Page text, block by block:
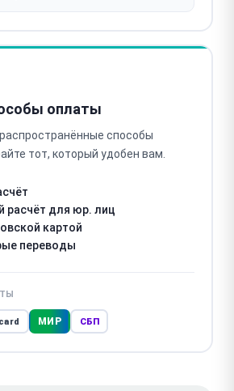
оплаты
способы
тот, который удобен вам.
расчёт для юр. лиц
картой
переводы
МИР СБП